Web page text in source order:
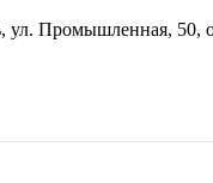
ул. Промышленная, 50,